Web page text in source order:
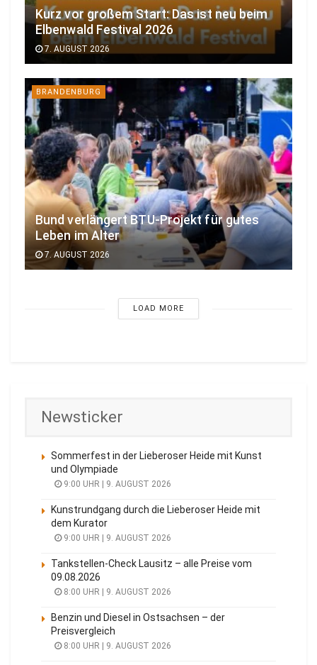
Kurz vor großem Start: Das ist neu beim
Elbenwald Festival 2026
7. AUGUST 2026
BRANDENBURG
Bund verlängert BTU-Projekt für gutes
Leben im Alter
7. AUGUST 2026
LOAD MORE
Newsticker
Sommerfest in der Lieberoser Heide mit Kunst
und Olympiade
9:00 UHR | 9. AUGUST 2026
Kunstrundgang durch die Lieberoser Heide mit
dem Kurator
9:00 UHR | 9. AUGUST 2026
Tankstellen-Check Lausitz – alle Preise vom
09.08.2026
8:00 UHR | 9. AUGUST 2026
Benzin und Diesel in Ostsachsen – der
Preisvergleich
8:00 UHR | 9. AUGUST 2026